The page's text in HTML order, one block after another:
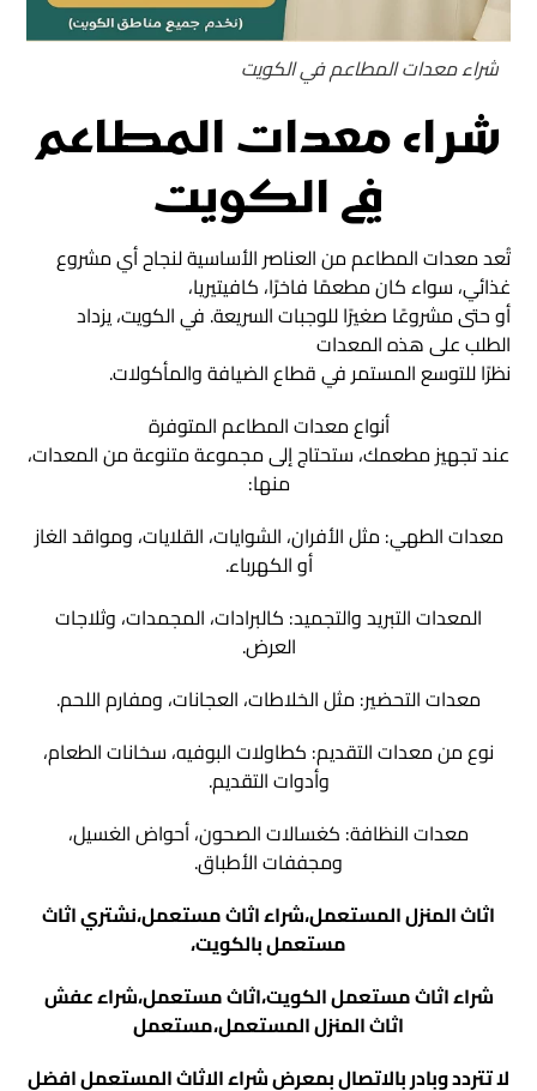
شراء معدات المطاعم في الكويت
شراء معدات المطاعم
في الكويت
تُعد معدات المطاعم من العناصر الأساسية لنجاح أي مشروع
غذائي، سواء كان مطعمًا فاخرًا، كافيتيريا،
أو حتى مشروعًا صغيرًا للوجبات السريعة. في الكويت، يزداد
الطلب على هذه المعدات
نظرًا للتوسع المستمر في قطاع الضيافة والمأكولات.
أنواع معدات المطاعم المتوفرة
عند تجهيز مطعمك، ستحتاج إلى مجموعة متنوعة من المعدات،
منها:
معدات الطهي: مثل الأفران، الشوايات، القلايات، ومواقد الغاز
أو الكهرباء.
المعدات التبريد والتجميد: كالبرادات، المجمدات، وثلاجات
العرض.
معدات التحضير: مثل الخلاطات، العجانات، ومفارم اللحم.
نوع من معدات التقديم: كطاولات البوفيه، سخانات الطعام،
وأدوات التقديم.
معدات النظافة: كغسالات الصحون، أحواض الغسيل،
ومجففات الأطباق.
اثاث المنزل المستعمل،شراء اثاث مستعمل،نشتري اثاث
مستعمل بالكويت،
شراء اثاث مستعمل الكويت،اثاث مستعمل،شراء عفش
اثاث المنزل المستعمل،مستعمل
لا تتردد وبادر بالاتصال بمعرضشراء الاثاث المستعملافضل